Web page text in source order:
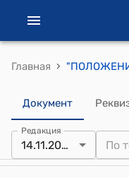
Главная ›
Документ
Редакция
14.11.2025